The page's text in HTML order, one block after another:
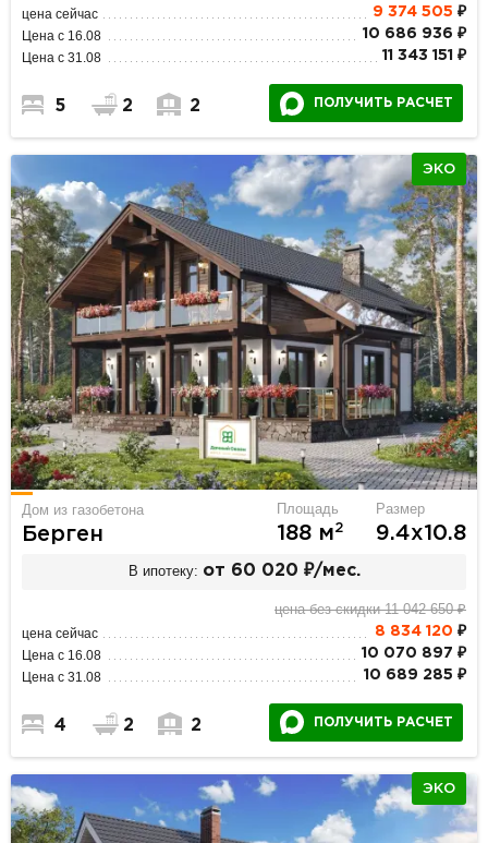
цена сейчас 9 374 505 ₽
Цена с 16.08 10 686 936 ₽
Цена с 31.08 11 343 151 ₽
5 2 2 ПОЛУЧИТЬ РАСЧЕТ
ЭКО
Дом из газобетона
Берген
Площадь
188 м2
Размер
9.4х10.8
В ипотеку: от 60 020 ₽/мес.
цена без скидки 11 042 650 ₽
цена сейчас 8 834 120 ₽
Цена с 16.08 10 070 897 ₽
Цена с 31.08 10 689 285 ₽
4 2 2 ПОЛУЧИТЬ РАСЧЕТ
ЭКО